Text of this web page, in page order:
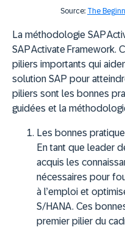
Source: The
La méthodologie SAP
SAP Activate Framework.
piliers importants qui
solution SAP pour
piliers sont les bonnes
guidées et la
Les bonnes
En tant que leader
acquis les
nécessaires pour
à l’emploi et
S/HANA. Ces
premier pilier du